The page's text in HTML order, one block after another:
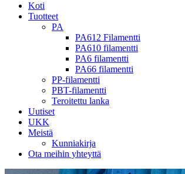
Koti
Tuotteet
PA
PA612 Filamentti
PA610 filamentti
PA6 filamentti
PA66 filamentti
PP-filamentti
PBT-filamentti
Teroitettu lanka
Uutiset
UKK
Meistä
Kunniakirja
Ota meihin yhteyttä